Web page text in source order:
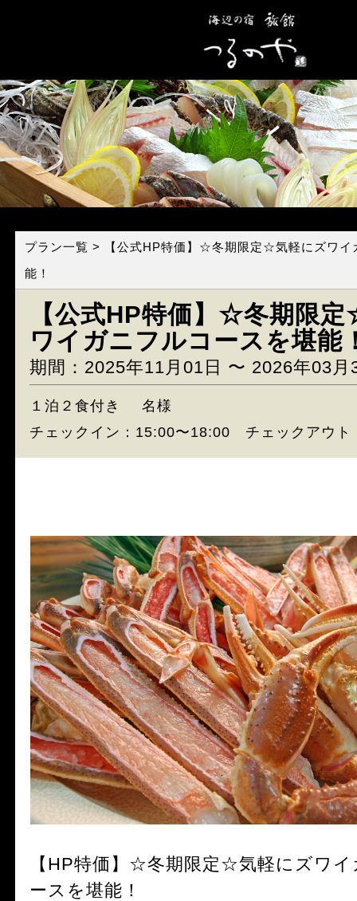
プラン一覧 > 【公式HP特価】☆冬期限定☆気軽にズワイ
能！
【公式HP特価】☆冬期限
ワイガニフルコースを堪能
期間：2025年11月01日 〜 2026年03月
１泊２食付き
名様
チェックイン：15:00〜18:00 チェックアウト
【HP特価】☆冬期限定☆気軽にズワ
ースを堪能！